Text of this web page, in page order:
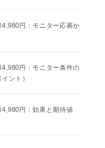
円：モニター応募か
円：モニター条件の
ント）
円：効果と期待値